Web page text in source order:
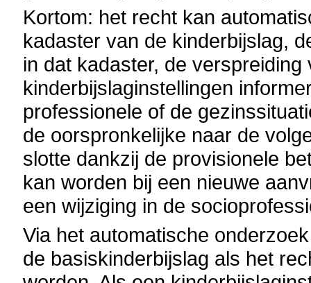
Kortom: het recht kan
kadaster van de kinderbijslag,
in dat kadaster, de
kinderbijslaginstellingen
professionele of de
de oorspronkelijke naar de
slotte dankzij de provisionele
kan worden bij een nieuwe
een wijziging in de
Via het automatische
de basiskinderbijslag als het